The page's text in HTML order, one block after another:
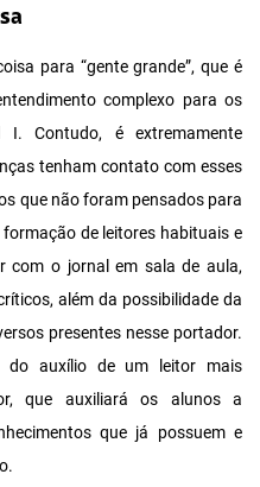
para “gente grande”, que é
complexo para os
I. Contudo, é extremamente
tenham contato com esses
que não foram pensados para
de leitores habituais e
com o jornal em sala de aula,
além da possibilidade da
presentes nesse portador.
do auxílio de um leitor mais
que auxiliará os alunos a
que já possuem e